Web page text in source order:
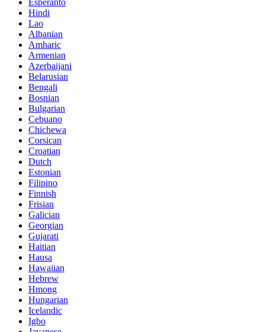
Esperanto
Hindi
Lao
Albanian
Amharic
Armenian
Azerbaijani
Belarusian
Bengali
Bosnian
Bulgarian
Cebuano
Chichewa
Corsican
Croatian
Dutch
Estonian
Filipino
Finnish
Frisian
Galician
Georgian
Gujarati
Haitian
Hausa
Hawaiian
Hebrew
Hmong
Hungarian
Icelandic
Igbo